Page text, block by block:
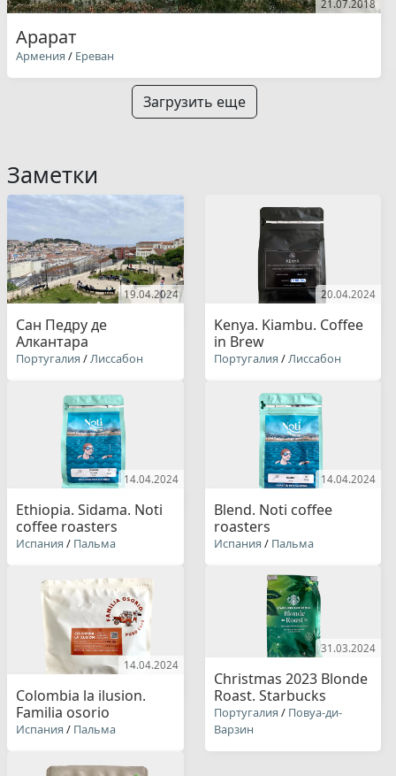
21.07.2018
Арарат
Армения / Ереван
Загрузить еще
Заметки
19.04.2024
Сан Педру де
Алкантара
Португалия /Лиссабон
20.04.2024
Kenya. Kiambu. Coffee
in Brew
Португалия /Лиссабон
14.04.2024
Ethiopia. Sidama. Noti
coffee roasters
Испания / Пальма
14.04.2024
Blend. Noti coffee
roasters
Испания / Пальма
14.04.2024
Colombia la ilusion.
Familia osorio
Испания / Пальма
31.03.2024
Christmas 2023 Blonde
Roast. Starbucks
Португалия / Повуа-ди-
Варзин